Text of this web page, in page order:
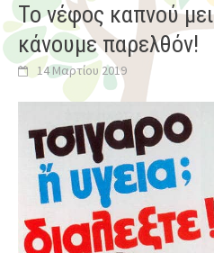
Το νέφος καπνού
κάνουμε παρελθόν!
14 Μαρτίου 2019